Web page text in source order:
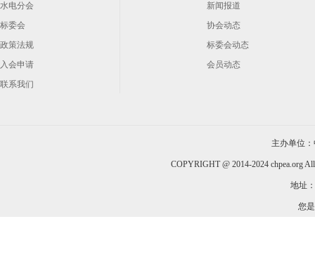
水电分会
标委会
政策法规
入会申请
联系我们
新闻报道
协会动态
标委会动态
会员动态
主办单位
COPYRIGHT @ 2014-2024 chpea.org
地址
您